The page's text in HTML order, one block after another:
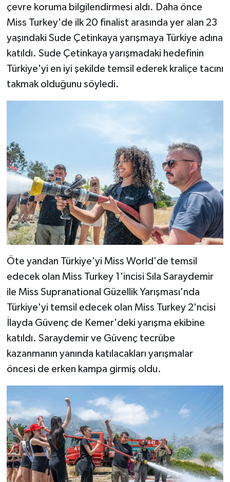
çevre koruma bilgilendirmesi aldı. Daha önce
Miss Turkey'de ilk 20 finalist arasında yer alan 23
yaşındaki Sude Çetinkaya yarışmaya Türkiye adına
katıldı. Sude Çetinkaya yarışmadaki hedefinin
Türkiye'yi en iyi şekilde temsil ederek kraliçe tacını
takmak olduğunu söyledi.
Öte yandan Türkiye'yi Miss World'de temsil
edecek olan Miss Turkey 1'incisi Sıla Saraydemir
ile Miss Supranational Güzellik Yarışması'nda
Türkiye'yi temsil edecek olan Miss Turkey 2'ncisi
İlayda Güvenç de Kemer'deki yarışma ekibine
katıldı. Saraydemir ve Güvenç tecrübe
kazanmanın yanında katılacakları yarışmalar
öncesi de erken kampa girmiş oldu.